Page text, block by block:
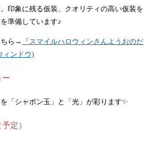
印象に残る仮装、クオリティの高い仮装を
準備しています♪
ちら→
『スマイルハロウィンさんようおのだ
ィンドウ)
ー
「シャボン玉」と「光」が彩ります✨
定）